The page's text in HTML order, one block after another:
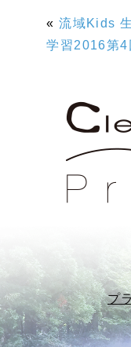
«流域Kids
学習2016第4
プ